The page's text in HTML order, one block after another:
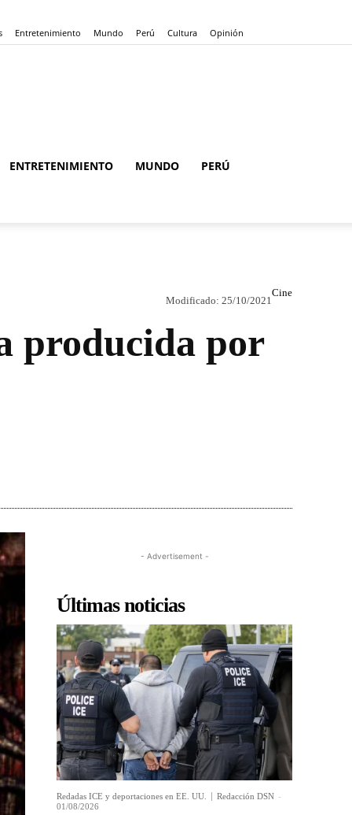
Entretenimiento Mundo Perú Cultura Opinión
ENTRETENIMIENTO MUNDO PERÚ
Cine
Modificado: 25/10/2021
producida por
- Advertisement -
Últimas noticias
Redadas ICE y deportaciones en EE. UU. Redacción DSN -
01/08/2026